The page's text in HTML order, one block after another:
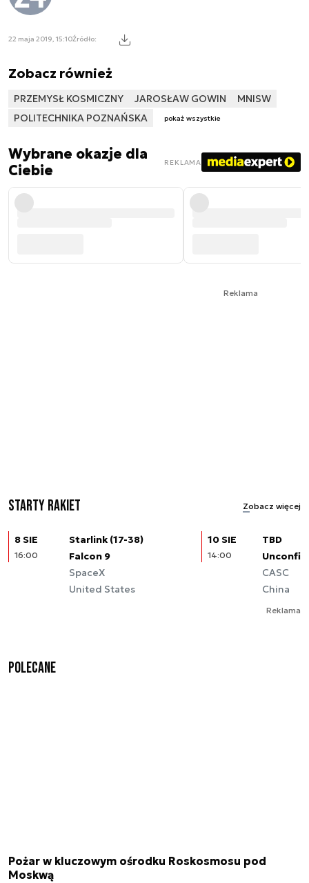
22 maja 2019, 15:10Źródło:
Zobacz również
PRZEMYSŁ KOSMICZNY JAROSŁAW GOWIN
MNISW
POLITECHNIKA POZNAŃSKA
pokaż wszystkie
Wybrane okazje dla
Ciebie
REKLAMA
Reklama
Starty rakiet Zobacz więcej
8 SIE
16:00
Starlink (17-38)
Falcon 9
SpaceX
United States
10 SIE
14:00
TBD
CASC
China
Reklama
Polecane
Pożar w kluczowym ośrodku Roskosmosu pod
Moskwą